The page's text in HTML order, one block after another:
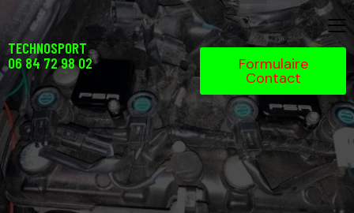
TECHNOSPORT
06 84 72 98 02
Formulaire
Contact